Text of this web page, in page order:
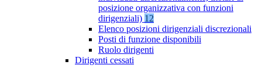
posizione organizzativa con funzioni
dirigenziali) 12
Elenco posizioni dirigenziali discrezionali
Posti di funzione disponibili
Ruolo dirigenti
Dirigenti cessati